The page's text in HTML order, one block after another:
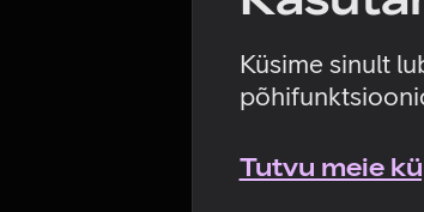
Küsime sinult
Tutvu meie